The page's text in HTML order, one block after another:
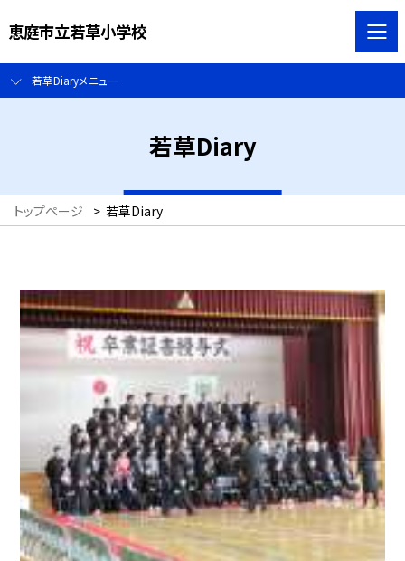
恵庭市立若草小学校
若草Diaryメニュー
若草Diary
トップページ > 若草Diary